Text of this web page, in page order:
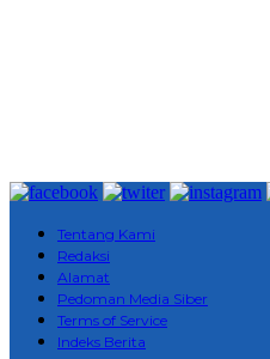
Tentang Kami
Redaksi
Alamat
Pedoman Media Siber
Terms of Service
Indeks Berita